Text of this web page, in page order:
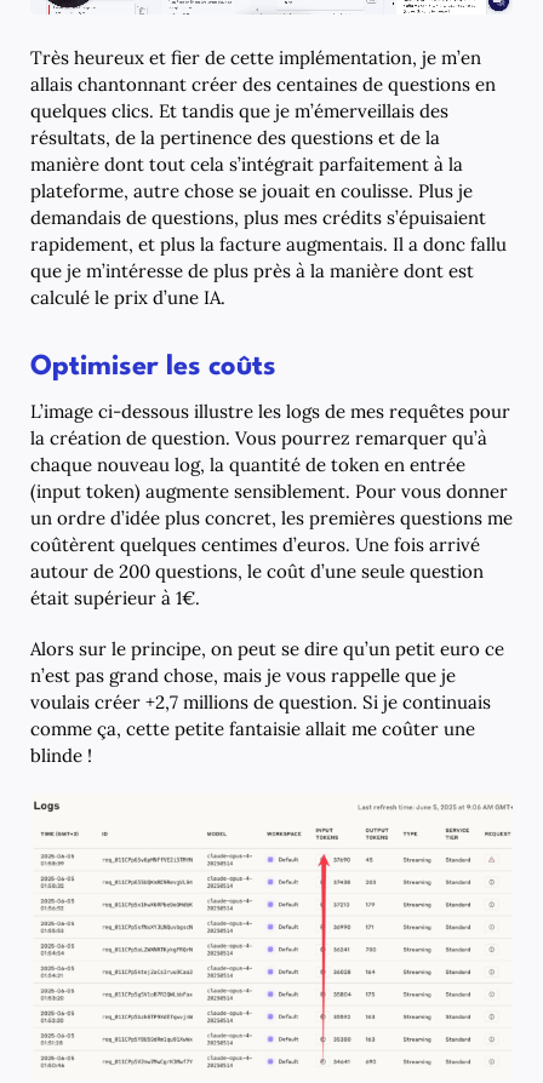
Très heureux et fier de cette implémentation, je m’en
allais chantonnant créer des centaines de questions en
quelques clics. Et tandis que je m’émerveillais des
résultats, de la pertinence des questions et de la
manière dont tout cela s’intégrait parfaitement à la
plateforme, autre chose se jouait en coulisse. Plus je
demandais de questions, plus mes crédits s’épuisaient
rapidement, et plus la facture augmentais. Il a donc fallu
que je m’intéresse de plus près à la manière dont est
calculé le prix d’une IA.
Optimiser les coûts
L’image ci-dessous illustre les logs de mes requêtes pour
la création de question. Vous pourrez remarquer qu’à
chaque nouveau log, la quantité de token en entrée
(input token) augmente sensiblement. Pour vous donner
un ordre d’idée plus concret, les premières questions me
coûtèrent quelques centimes d’euros. Une fois arrivé
autour de 200 questions, le coût d’une seule question
était supérieur à 1€.
Alors sur le principe, on peut se dire qu’un petit euro ce
n’est pas grand chose, mais je vous rappelle que je
voulais créer +2,7 millions de question. Si je continuais
comme ça, cette petite fantaisie allait me coûter une
blinde !